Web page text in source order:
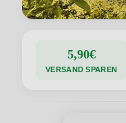
5,90€
VERSAND SPAREN